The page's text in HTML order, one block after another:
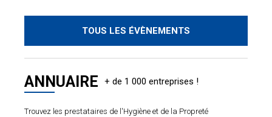
TOUS LES ÉVÈNEMENTS
ANNUAIRE
Trouvez les prestataires de l'Hygiène et de la Propreté